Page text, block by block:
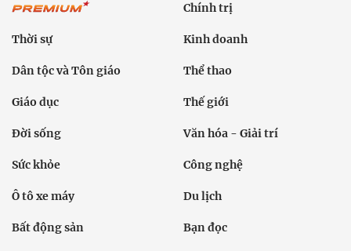
Chính trị
Thời sự Kinh doanh
Dân tộc và Tôn giáo Thể thao
Giáo dục Thế giới
Đời sống Văn hóa - Giải trí
Sức khỏe Công nghệ
Ô tô xe máy Du lịch
Bất động sản Bạn đọc